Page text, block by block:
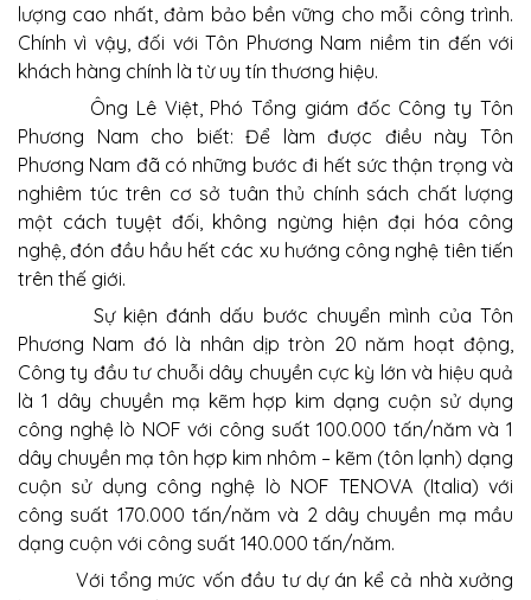
lượng cao nhất, đảm bảo bền vững cho mỗi công trình.
Chính vì vậy, đối với Tôn Phương Nam niềm tin đến với
khách hàng chính là từ uy tín thương hiệu.
Ông Lê Việt, Phó Tổng giám đốc Công ty Tôn
Phương Nam cho biết: Để làm được điều này Tôn
Phương Nam đã có những bước đi hết sức thận trọng và
nghiêm túc trên cơ sở tuân thủ chính sách chất lượng
một cách tuyệt đối, không ngừng hiện đại hóa công
nghệ, đón đầu hầu hết các xu hướng công nghệ tiên tiến
trên thế giới.
Sự kiện đánh dấu bước chuyển mình của Tôn
Phương Nam đó là nhân dịp tròn 20 năm hoạt động,
Công ty đầu tư chuỗi dây chuyền cực kỳ lớn và hiệu quả
là 1 dây chuyền mạ kẽm hợp kim dạng cuộn sử dụng
công nghệ lò NOF với công suất 100.000 tấn/năm và 1
dây chuyền mạ tôn hợp kim nhôm – kẽm (tôn lạnh) dạng
cuộn sử dụng công nghệ lò NOF TENOVA (Italia) với
công suất 170.000 tấn/năm và 2 dây chuyền mạ mầu
dạng cuộn với công suất 140.000 tấn/năm.
Với tổng mức vốn đầu tư dự án kể cả nhà xưởng